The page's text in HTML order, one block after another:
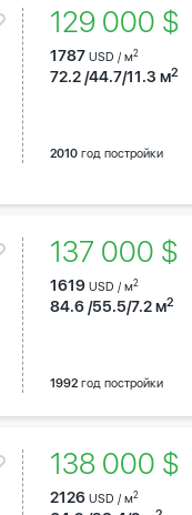
129 000 $
1787 USD / м2
72.2 /44.7/11.3 м2
2010год постройки
137 000 $
1619 USD / м2
84.6 /55.5/7.2 м2
1992год постройки
138 000 $
2126 USD / м2